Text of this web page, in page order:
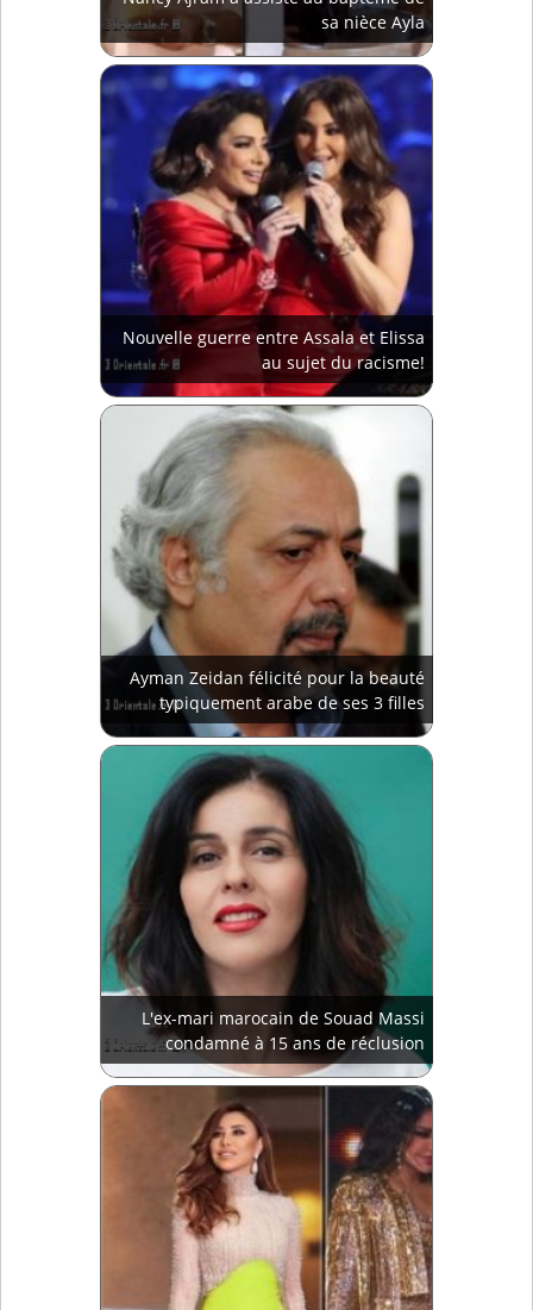
sa nièce Ayla
Nouvelle guerre entre Assala et Elissa
au sujet du racisme!
Ayman Zeidan félicité pour la beauté
typiquement arabe de ses 3 filles
L'ex-mari marocain de Souad Massi
condamné à 15 ans de réclusion